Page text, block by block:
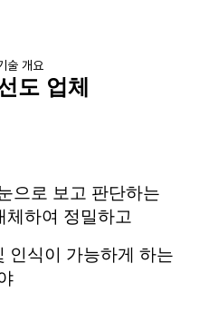
술 개요
도 업체
으로 보고 판단하는
체하여 정밀하고
인식이 가능하게 하는